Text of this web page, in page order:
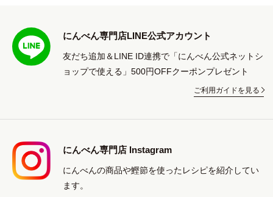
にんべん専門店LINE公式アカウント
友だち追加＆LINE ID連携で「にんべん公式ネットシ
ョップで使える」500円OFFクーポンプレゼント
ご利用ガイドを見る
にんべん専門店 Instagram
にんべんの商品や鰹節を使ったレシピを紹介してい
ます。